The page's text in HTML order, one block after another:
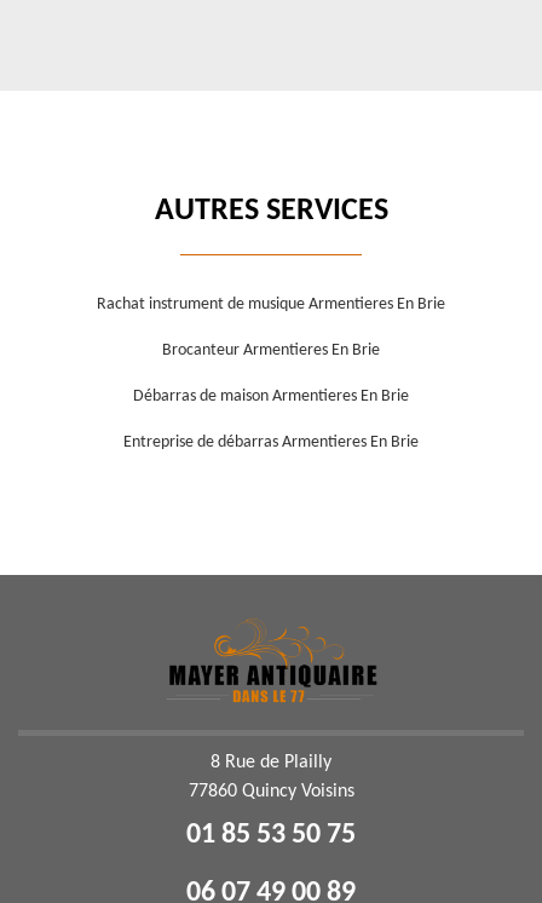
AUTRES SERVICES
Rachat instrument de musique Armentieres En Brie
Brocanteur Armentieres En Brie
Débarras de maison Armentieres En Brie
Entreprise de débarras Armentieres En Brie
8 Rue de Plailly
77860 Quincy Voisins
01 85 53 50 75
06 07 49 00 89